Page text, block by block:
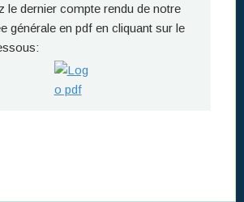
le dernier compte rendu de notre
générale en pdf en cliquant sur le